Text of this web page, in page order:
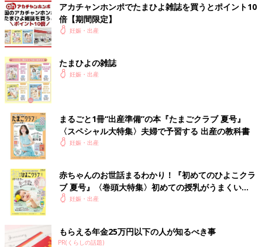
アカチャンホンポでたまひよ雑誌を買うとポイント10
倍【期間限定】
妊娠・出産
たまひよの雑誌
妊娠・出産
まるごと1冊“出産準備”の本『たまごクラブ 夏号』
〈スペシャル大特集〉夫婦で予習する 出産の教科書
妊娠・出産
赤ちゃんのお世話まるわかり！『初めてのひよこクラ
ブ 夏号』〈巻頭大特集〉初めての授乳がうまくい
く！ おっぱい・ミルクの基本と夏のトラブル 解決テ
妊娠・出産
もらえる年金25万円以下の人が知るべき事
PR(くらしの話題)